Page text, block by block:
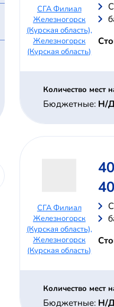
СГА Филиал
Железногорск
(Курская область),
Железногорск
(Курская область)
Количество мест
Бюджетные: Н/
СГА Филиал
Железногорск
(Курская область),
Железногорск
(Курская область)
Количество мест
Бюджетные: Н/